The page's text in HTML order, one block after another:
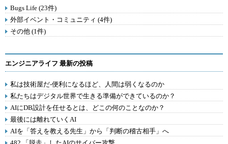
Bugs Life (23件)
外部イベント・コミュニティ (4件)
その他 (1件)
エンジニアライフ 最新の投稿
私は技術屋だ-便利になるほど、人間は弱くなるのか
私たちはデジタル世界で生きる準備ができているのか？
AIにDB設計を任せるとは、どこの何のことなのか？
最後には離れていくAI
AIを「答えを教える先生」から「判断の稽古相手」へ